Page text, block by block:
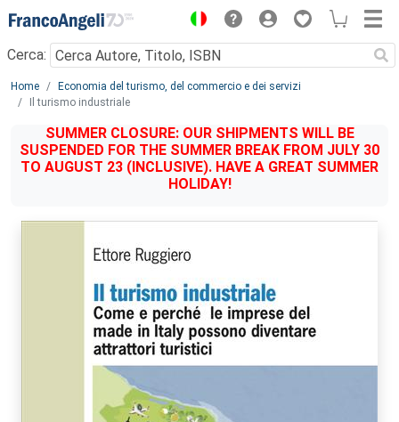
Menu
Cerca:
Main content
Home
Economia del turismo, del commercio e dei servizi
Il turismo industriale
SUMMER CLOSURE: OUR SHIPMENTS WILL BE
SUSPENDED FOR THE SUMMER BREAK FROM JULY 30
TO AUGUST 23 (INCLUSIVE). HAVE A GREAT SUMMER
HOLIDAY!